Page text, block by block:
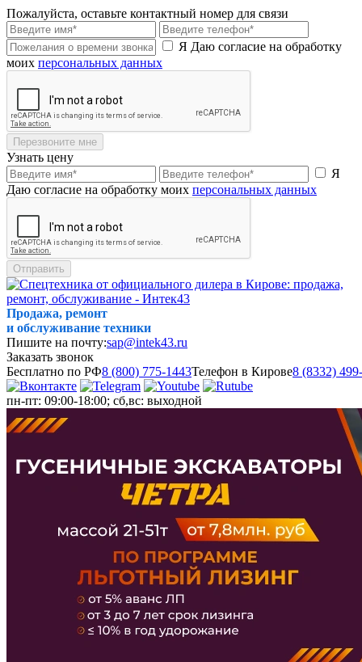
Пожалуйста, оставьте контактный номер для связи
Я Даю согласие на обработку
моих персональных данных
Перезвоните мне
Узнать цену
Я
Даю согласие на обработку моих персональных данных
Отправить
Продажа, ремонт
и обслуживание техники
Пишите на почту:sap@intek43.ru
Заказать звонок
Бесплатно по РФ8 (800) 775-1443Телефон в Кирове8 (8332)
пн-пт: 09:00-18:00; сб,вс: выходной